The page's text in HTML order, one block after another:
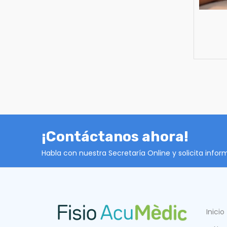
¡Contáctanos ahora!
Habla con nuestra Secretaría Online y solicita
Inicio